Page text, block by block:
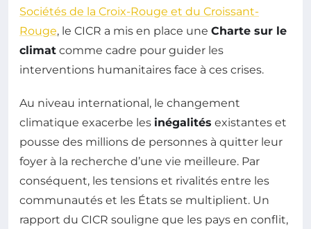
Sociétés de la Croix-Rouge et du Croissant-
Rouge, le CICR a mis en place une Charte sur le
climat comme cadre pour guider les
interventions humanitaires face à ces crises.
Au niveau international, le changement
climatique exacerbe les inégalités existantes et
pousse des millions de personnes à quitter leur
foyer à la recherche d’une vie meilleure. Par
conséquent, les tensions et rivalités entre les
communautés et les États se multiplient. Un
rapport du CICR souligne que les pays en conflit,